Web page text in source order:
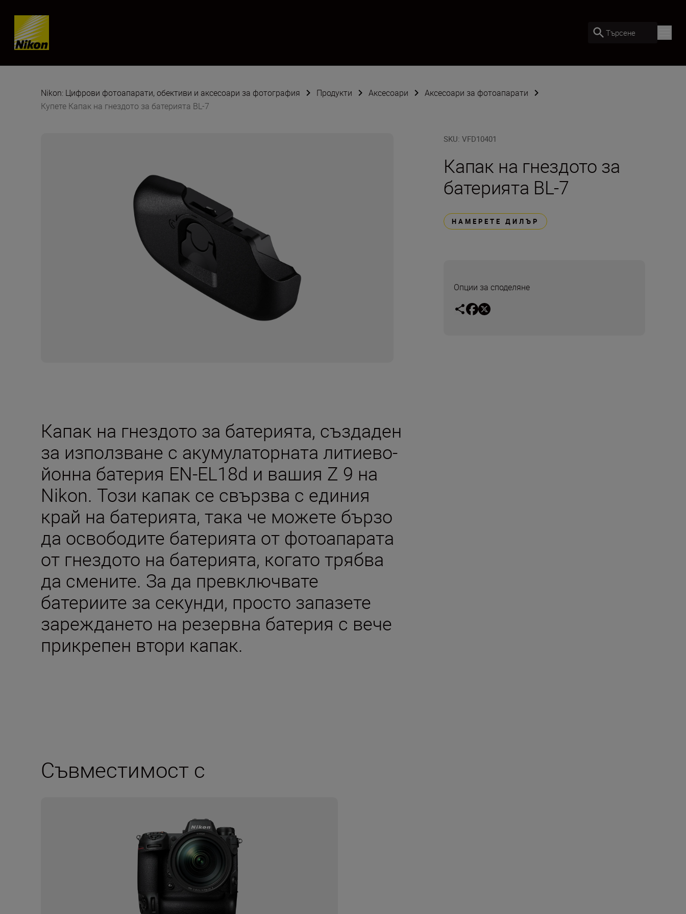
Skip content
Търсене
Nikon: Цифрови фотоапарати, обективи и аксесоари за фотография Продукти Аксесоари
Аксесоари за фотоапарати
Купете Капак на гнездото за батерията BL-7
SKU:VFD10401
Капак на гнездото за
батерията BL-7
НАМЕРЕТЕ ДИЛЪР
Опции за споделяне
Капак на гнездото за батерията, създаден
за използване с акумулаторната литиево-
йонна батерия EN-EL18d и вашия Z 9 на
Nikon. Този капак се свързва с единия
край на батерията, така че можете бързо
да освободите батерията от фотоапарата
от гнездото на батерията, когато трябва
да смените. За да превключвате
батериите за секунди, просто запазете
зареждането на резервна батерия с вече
прикрепен втори капак.
Съвместимост с